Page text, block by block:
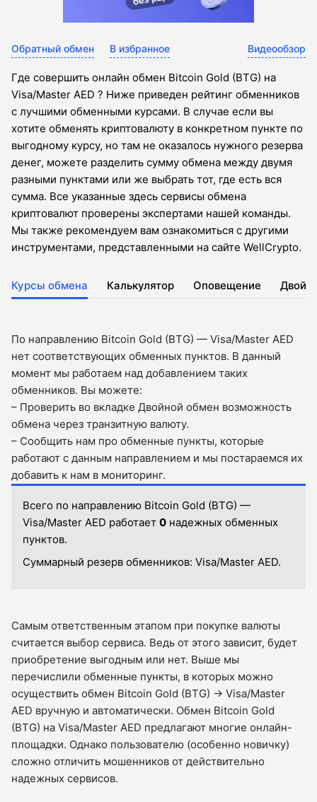
Обратный обмен В избранное Видеообзор
Где совершить онлайн обмен Bitcoin Gold (BTG) на
Visa/Master AED ? Ниже приведен рейтинг обменников
с лучшими обменными курсами. В случае если вы
хотите обменять криптовалюту в конкретном пункте по
выгодному курсу, но там не оказалось нужного резерва
денег, можете разделить сумму обмена между двумя
разными пунктами или же выбрать тот, где есть вся
сумма. Все указанные здесь сервисы обмена
криптовалют проверены экспертами нашей команды.
Мы также рекомендуем вам ознакомиться с другими
инструментами, представленными на сайте WellCrypto.
Курсы обмена Калькулятор Оповещение
По направлению Bitcoin Gold (BTG) — Visa/Master AED
нет соответствующих обменных пунктов. В данный
момент мы работаем над добавлением таких
обменников. Вы можете:
– Проверить во вкладкe Двойной обмен возможность
обмена через транзитную валюту.
– Сообщить нам про обменные пункты, которые
работают с данным направлением и мы постараемся их
добавить к нам в мониторинг.
Всего по направлению Bitcoin Gold (BTG) —
Visa/Master AED работает 0 надежных обменных
пунктов.
Суммарный резерв обменников: Visa/Master AED.
Самым ответственным этапом при покупке валюты
считается выбор сервиса. Ведь от этого зависит, будет
приобретение выгодным или нет. Выше мы
перечислили обменные пункты, в которых можно
осуществить обмен Bitcoin Gold (BTG) → Visa/Master
AED вручную и автоматически. Обмен Bitcoin Gold
(BTG) на Visa/Master AED предлагают многие онлайн-
площадки. Однако пользователю (особенно новичку)
сложно отличить мошенников от действительно
надежных сервисов.